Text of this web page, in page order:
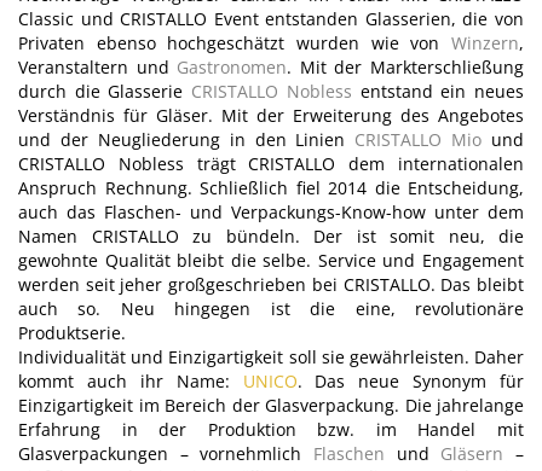
Classic und CRISTALLO Event entstanden Glasserien, die von
Privaten ebenso hochgeschätzt wurden wie von Winzern,
Veranstaltern und Gastronomen. Mit der Markterschließung
durch die Glasserie CRISTALLO Nobless entstand ein neues
Verständnis für Gläser. Mit der Erweiterung des Angebotes
und der Neugliederung in den Linien CRISTALLO Mio und
CRISTALLO Nobless trägt CRISTALLO dem internationalen
Anspruch Rechnung. Schließlich fiel 2014 die Entscheidung,
auch das Flaschen- und Verpackungs-Know-how unter dem
Namen CRISTALLO zu bündeln. Der ist somit neu, die
gewohnte Qualität bleibt die selbe. Service und Engagement
werden seit jeher großgeschrieben bei CRISTALLO. Das bleibt
auch so. Neu hingegen ist die eine, revolutionäre
Produktserie.
Individualität und Einzigartigkeit soll sie gewährleisten. Daher
kommt auch ihr Name: UNICO. Das neue Synonym für
Einzigartigkeit im Bereich der Glasverpackung. Die jahrelange
Erfahrung in der Produktion bzw. im Handel mit
Glasverpackungen – vornehmlich Flaschen und Gläsern –